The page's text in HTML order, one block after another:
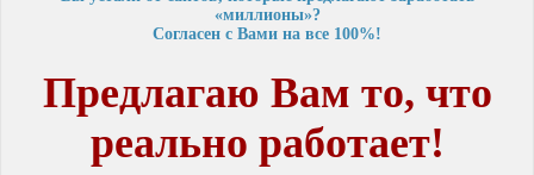
«миллионы»?
Согласен с Вами на все 100%!
Предлагаю Вам то, что
реально работает!